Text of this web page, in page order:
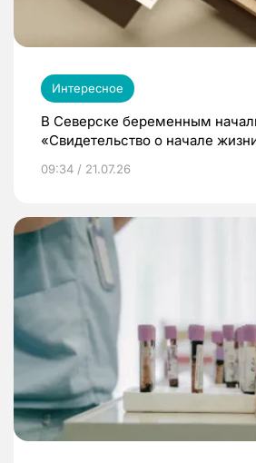
Интересное
В Северске беременным
«Свидетельство о начале
09:34 / 21.07.26